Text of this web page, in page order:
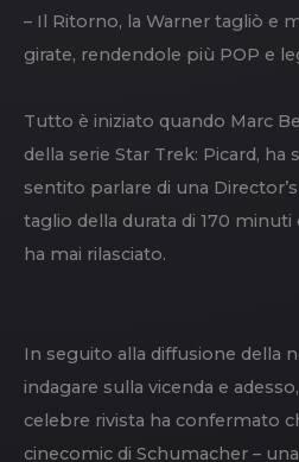
– Il Ritorno, la Warner tagliò e
girate, rendendole più POP e
Tutto è iniziato quando Marc
della serie Star Trek: Picard,
sentito parlare di una
taglio della durata di 170
ha mai rilasciato.
In seguito alla diffusione della
indagare sulla vicenda e
celebre rivista ha confermato
cinecomic di Schumacher –